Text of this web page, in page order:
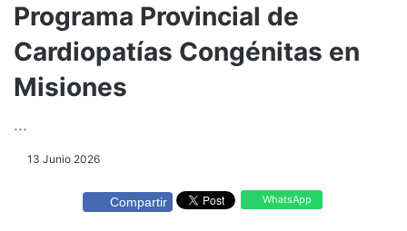
Programa Provincial de
Cardiopatías Congénitas en
Misiones
...
13 Junio 2026
Compartir WhatsApp